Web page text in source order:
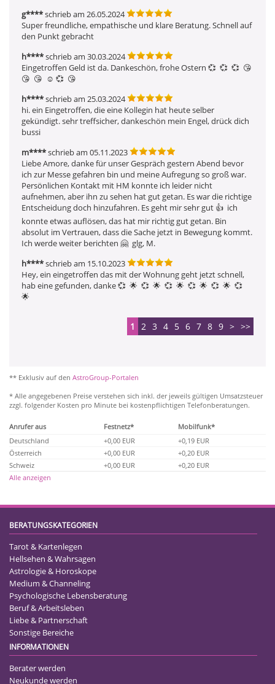
g****schrieb am 26.05.2024
Super freundliche, empathische und klare Beratung. Schnell auf
den Punkt gebracht
h****schrieb am 30.03.2024
Eingetroffen Geld ist da. Dankeschön, frohe Ostern 💞  💞  💞  😘
😘  😘  ☺ ️💞  😘
h****schrieb am 25.03.2024
hi. ein Eingetroffen, die eine Kollegin hat heute selber
gekündigt. sehr treffsicher, dankeschön mein Engel, drück dich
bussi
m****schrieb am 05.11.2023
Liebe Amore, danke für unser Gespräch gestern Abend bevor
ich zur Messe gefahren bin und meine Aufregung so groß war.
Persönlichen Kontakt mit HM konnte ich leider nicht
aufnehmen, aber ihn zu sehen hat gut getan. Es war die richtige
Entscheidung doch hinzufahren. Es geht mir sehr gut 👍  ich
konnte etwas auflösen, das hat mir richtig gut getan. Bin
absolut im Vertrauen, dass die Sache jetzt in Bewegung kommt.
Ich werde weiter berichten 🤗  glg, M.
h****schrieb am 15.10.2023
Hey, ein eingetroffen das mit der Wohnung geht jetzt schnell,
hab eine gefunden, danke 💞  🌟  💞  🌟  💞  🌟  💞  🌟  💞  🌟  💞
🌟
1 2 3 4 5 6 7 8 9 > >>
** Exklusiv auf den AstroGroup-Portalen
* Alle angegebenen Preise verstehen sich inkl. der jeweils gültigen Umsatzsteuer
zzgl. folgender Kosten pro Minute bei kostenpflichtigen Telefonberatungen.
Anrufer aus Festnetz*
Mobilfunk*
Deutschland
+0,00 EUR
+0,19 EUR
Österreich
+0,00 EUR
+0,20 EUR
Schweiz
+0,00 EUR
+0,20 EUR
Alle anzeigen
BERATUNGSKATEGORIEN
Tarot & Kartenlegen
Hellsehen & Wahrsagen
Astrologie & Horoskope
Medium & Channeling
Psychologische Lebensberatung
Beruf & Arbeitsleben
Liebe & Partnerschaft
Sonstige Bereiche
INFORMATIONEN
Berater werden
Neukunde werden